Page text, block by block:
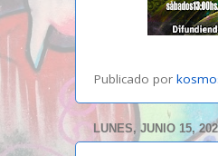
Publicado por
LUNES, JUNIO 15,